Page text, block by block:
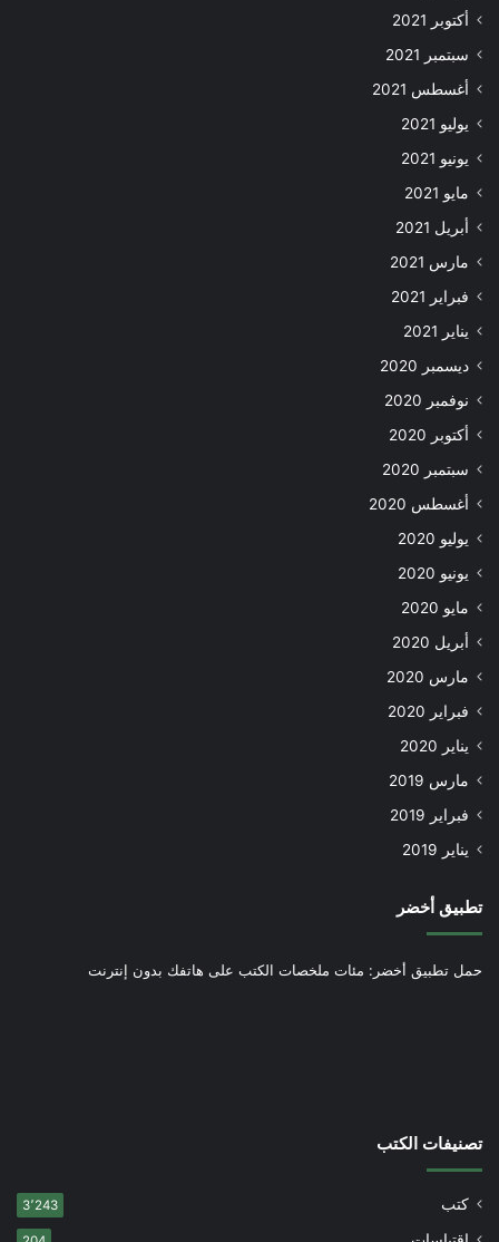
أكتوبر 2021
سبتمبر 2021
أغسطس 2021
يوليو 2021
يونيو 2021
مايو 2021
أبريل 2021
مارس 2021
فبراير 2021
يناير 2021
ديسمبر 2020
نوفمبر 2020
أكتوبر 2020
سبتمبر 2020
أغسطس 2020
يوليو 2020
يونيو 2020
مايو 2020
أبريل 2020
مارس 2020
فبراير 2020
يناير 2020
مارس 2019
فبراير 2019
يناير 2019
تطبيق أخضر
حمل تطبيق أخضر: مئات ملخصات الكتب على هاتفك بدون إنترنت
تصنيفات الكتب
كتب 3٬243